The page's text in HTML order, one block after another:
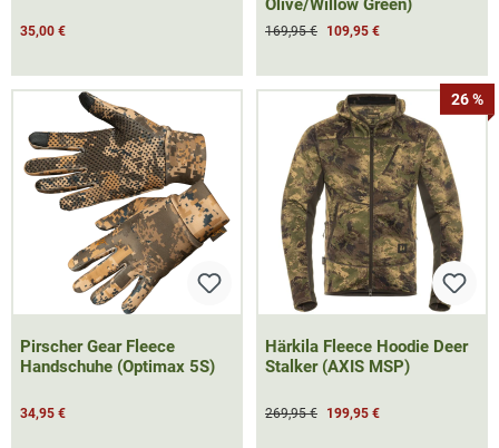
35,00 €
Olive/Willow Green)
169,95 € 109,95 €
Pirscher Gear Fleece
Handschuhe (Optimax 5S)
34,95 €
26 %
Härkila Fleece Hoodie Deer
Stalker (AXIS MSP)
269,95 € 199,95 €